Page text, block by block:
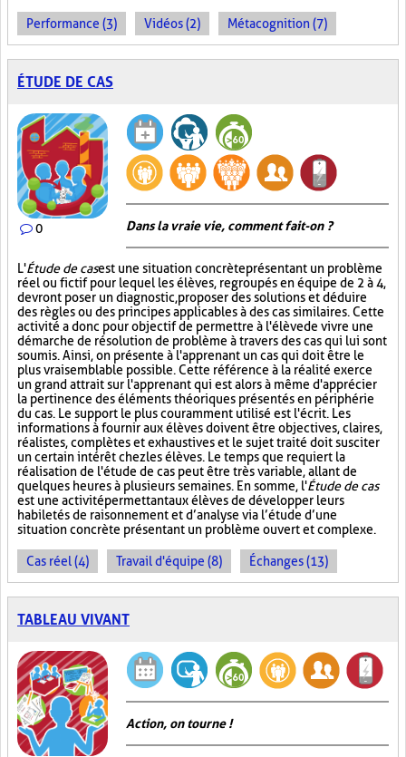
Performance (3) Vidéos (2) Métacognition (7)
ÉTUDE DE CAS
0 Dans la vraie vie, comment fait-on ?
L'Étude de casest une situation concrète présentant un problème
réel ou fictif pour lequel les élèves, regroupés en équipe de 2 à 4,
devront poser un diagnostic, proposer des solutions et déduire
des règles ou des principes applicables à des cas similaires. Cette
activité a donc pour objectif de permettre à l'élève de vivre une
démarche de résolution de problème à travers des cas qui lui sont
soumis. Ainsi, on présente à l'apprenant un cas qui doit être le
plus vraisemblable possible. Cette référence à la réalité exerce
un grand attrait sur l'apprenant qui est alors à même d'apprécier
la pertinence des éléments théoriques présentés en périphérie
du cas. Le support le plus couramment utilisé est l'écrit. Les
informations à fournir aux élèves doivent être objectives, claires,
réalistes, complètes et exhaustives et le sujet traité doit susciter
un certain intérêt chez les élèves. Le temps que requiert la
réalisation de l'étude de cas peut être très variable, allant de
quelques heures à plusieurs semaines. En somme, l'Étude de cas
est une activité permettant aux élèves de développer leurs
habiletés de raisonnement et d’analyse via l’étude d’une
situation concrète présentant un problème ouvert et complexe.
Cas réel (4) Travail d'équipe (8) Échanges (13)
TABLEAU VIVANT
Action, on tourne !